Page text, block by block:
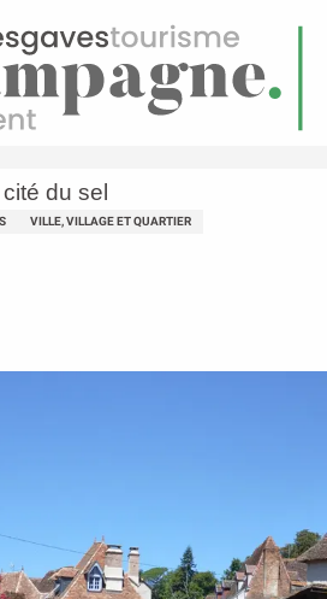
la cité du sel
du sel
VILLE, VILLAGE ET QUARTIER